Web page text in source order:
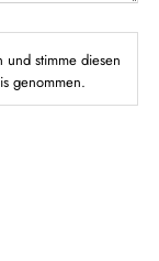
und stimme diesen
genommen.